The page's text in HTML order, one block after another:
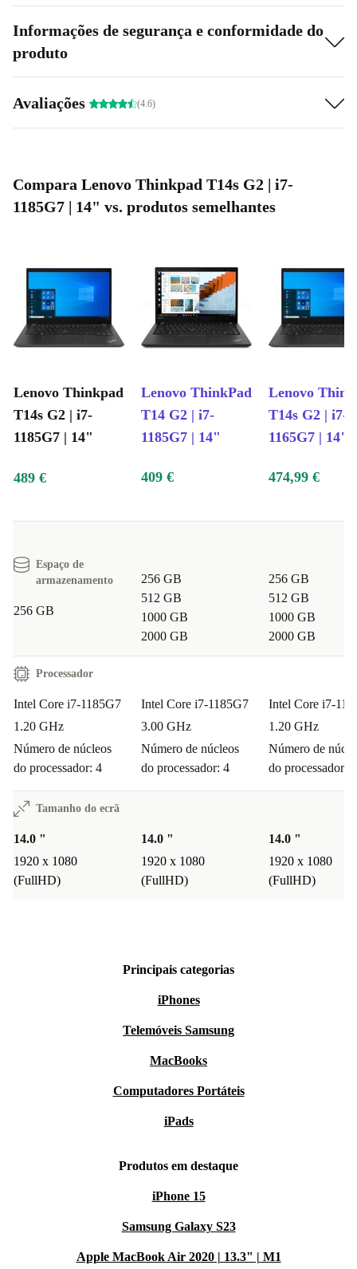
Informações de segurança e conformidade do
produto
Avaliações (4.6)
Compara Lenovo Thinkpad T14s G2 | i7-
1185G7 | 14" vs. produtos semelhantes
Lenovo Thinkpad
T14s G2 | i7-
1185G7 | 14"
Lenovo ThinkPad
T14 G2 | i7-
1185G7 | 14"
Lenovo
T14s G2 | i7-
1165G7 | 14"
489 € 409 € 474,99 €
Espaço de
armazenamento
256 GB
256 GB
512 GB
1000 GB
2000 GB
256 GB
512 GB
1000 GB
2000 GB
Processador
Intel Core i7-1185G7
1.20 GHz
Número de núcleos
do processador: 4
Intel Core i7-1185G7
3.00 GHz
Número de núcleos
do processador: 4
Intel Core i7-
1.20 GHz
Número de
do processador: 4
Tamanho do ecrã
14.0 "
1920 x 1080
(FullHD)
14.0 "
1920 x 1080
(FullHD)
14.0 "
1920 x 1080
(FullHD)
Principais categorias
iPhones
Telemóveis Samsung
MacBooks
Computadores Portáteis
iPads
Produtos em destaque
iPhone 15
Samsung Galaxy S23
Apple MacBook Air 2020 | 13.3" | M1